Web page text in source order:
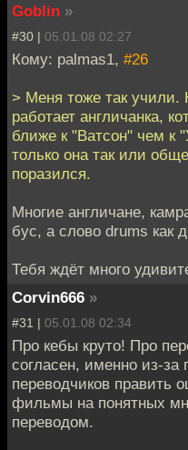
Goblin »
#30 | 05.01.08 02:27
Кому: palmas1, #26
> Меня тоже так учили.
работает англичанка,
ближе к "Ватсон" чем к
только она так или
поразился.
Многие англичане,
бус, а слово drums как
Тебя ждёт много
Corvin666 »
#31 | 05.01.08 02:34
Про кебы круто! Про
согласен, именно из-за
переводчиков править
фильмы на понятных
переводом.